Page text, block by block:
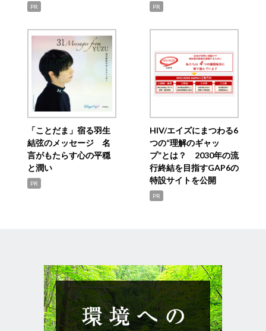
PR PR
「ことだま」宿る羽生
結弦のメッセージ 名
言がもたらす心の平穏
と潤い
PR
HIV/エイズにまつわる6
つの“理解のギャッ
プ”とは？ 2030年の流
行終結を目指すGAP6の
特設サイトを公開
PR